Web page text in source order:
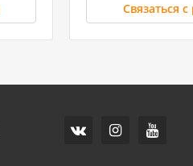
Связаться
Дом, 71 м2, 3 сот.